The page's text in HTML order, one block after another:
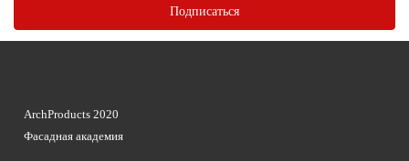
ArchProducts 2020
Фасадная академия